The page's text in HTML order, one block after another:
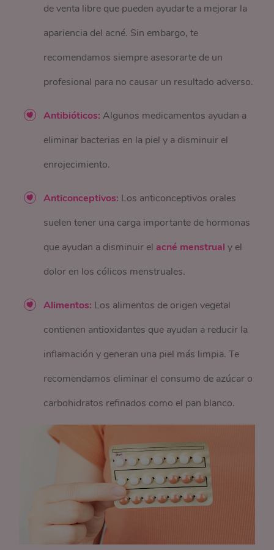
de venta libre que pueden ayudarte a mejorar la
apariencia del acné. Sin embargo, te
recomendamos siempre asesorarte de un
profesional para no causar un resultado adverso.
Antibióticos: Algunos medicamentos ayudan a
eliminar bacterias en la piel y a disminuir el
enrojecimiento.
Anticonceptivos: Los anticonceptivos orales
suelen tener una carga importante de hormonas
que ayudan a disminuir el acné menstrual y el
dolor en los cólicos menstruales.
Alimentos: Los alimentos de origen vegetal
contienen antioxidantes que ayudan a reducir la
inflamación y generan una piel más limpia. Te
recomendamos eliminar el consumo de azúcar o
carbohidratos refinados como el pan blanco.